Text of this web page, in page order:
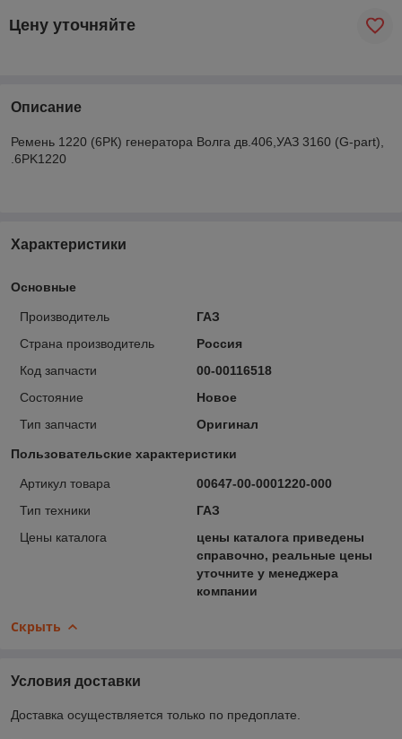
Цену уточняйте
Описание
Ремень 1220 (6РК) генератора Волга дв.406,УАЗ 3160 (G-part),
.6PK1220
Характеристики
Основные
Производитель
ГАЗ
Страна производитель
Россия
Код запчасти
00-00116518
Состояние
Новое
Тип запчасти
Оригинал
Пользовательские характеристики
Артикул товара
00647-00-0001220-000
Тип техники
ГАЗ
Цены каталога
цены каталога приведены
справочно, реальные цены
уточните у менеджера
компании
Скрыть
Условия доставки
Доставка осуществляется только по предоплате.